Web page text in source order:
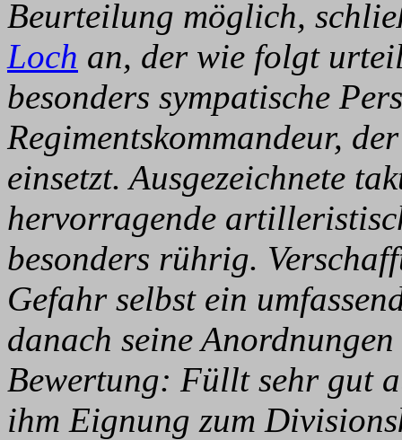
Beurteilung möglich,
Loch an, der wie folgt
besonders sympatische
Regimentskommandeur,
einsetzt. Ausgezeichnete
hervorragende
besonders rührig.
Gefahr selbst ein
danach seine
Bewertung: Füllt sehr gut
ihm Eignung zum